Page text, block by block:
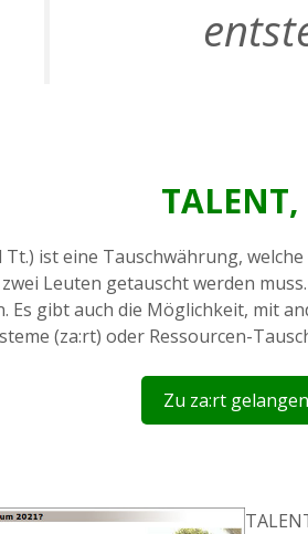
Tt.) ist eine Tauschwährung,
Leuten getauscht werden
Es gibt auch die Möglichkeit, mit
(za:rt) oder Ressourcen-
Zu za:rt gelangen